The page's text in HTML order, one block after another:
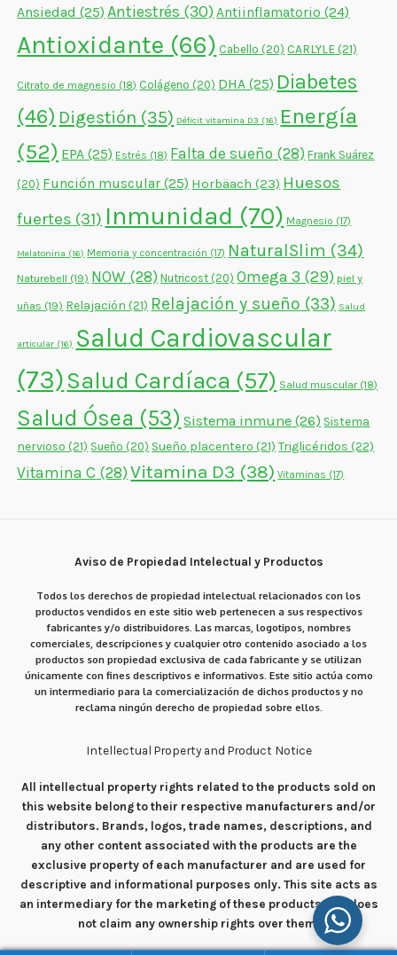
Ansiedad (25) Antiestrés (30)Antiinflamatorio (24)
Antioxidante (66) Cabello (20) CARLYLE(21)
Citrato de magnesio (18) Colágeno (20) DHA (25) Diabetes
(46) Digestión (35) Déficit vitamina D3 (16) Energía
(52) EPA (25) Estrés (18) Falta de sueño (28) Frank Suárez
(20) Función muscular (25) Horbäach (23) Huesos
fuertes (31) Inmunidad (70) Magnesio (17)
Melatonina (16) Memoria y concentración (17) NaturalSlim (34)
Naturebell (19) NOW (28) Nutricost (20) Omega 3 (29) piel y
uñas (19) Relajación (21) Relajación y sueño (33) Salud
articular (16) Salud Cardiovascular
(73)Salud Cardíaca (57) Salud muscular(18)
Salud Ósea (53) Sistema inmune (26) Sistema
nervioso (21) Sueño (20) Sueño placentero (21) Triglicéridos (22)
Vitamina C (28) Vitamina D3 (38) Vitaminas (17)
Aviso de Propiedad Intelectual y Productos
Todos los derechos de propiedad intelectual relacionados con los
productos vendidos en este sitio web pertenecen a sus respectivos
fabricantes y/o distribuidores. Las marcas, logotipos, nombres
comerciales, descripciones y cualquier otro contenido asociado a los
productos son propiedad exclusiva de cada fabricante y se utilizan
únicamente con fines descriptivos e informativos. Este sitio actúa como
un intermediario para la comercialización de dichos productos y no
reclama ningún derecho de propiedad sobre ellos.
Intellectual Property and Product Notice
All intellectual property rights related to the products sold on
this website belong to their respective manufacturers and/or
distributors. Brands, logos, trade names, descriptions, and
any other content associated with the products are the
exclusive property of each manufacturer and are used for
descriptive and informational purposes only. This site acts as
an intermediary for the marketing of these products and does
not claim any ownership rights over them.